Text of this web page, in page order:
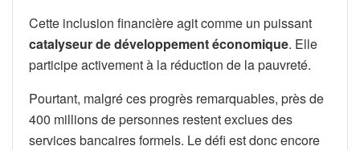
Cette inclusion financière agit comme un puissant
catalyseur de développement économique. Elle
participe activement à la réduction de la pauvreté.
Pourtant, malgré ces progrès remarquables, près de
400 millions de personnes restent exclues des
services bancaires formels. Le défi est donc encore